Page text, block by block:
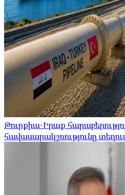
Թուրքիա-Իրաք
հավասարակշռությունը